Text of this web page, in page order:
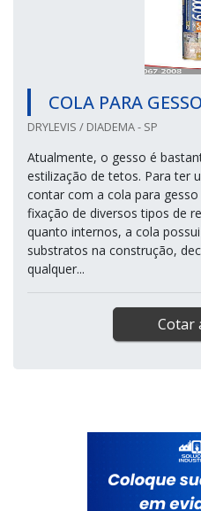
COLA PARA
DRYLEVIS / DIADEMA - SP
Atualmente, o gesso é
estilização de tetos. Para ter
contar com a cola para
fixação de diversos tipos de
quanto internos, a cola
substratos na construção,
qualquer...
Cotar